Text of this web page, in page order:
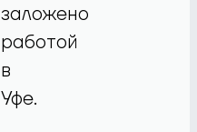
заложено
работой
в
Уфе.